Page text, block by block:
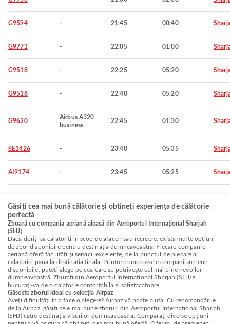
G9594 - 21:45 00:40
G9771 - 22:05 01:00
G9518 - 22:25 05:20
G9518 - 22:40 05:20
G9620
Airbus A320
business
22:45 01:30
6E1426 - 23:40 05:35
AI9174 - 23:45 05:25
Găsiți cea mai bună călătorie și obțineți experiența de călătorie
perfectă
Zboară cu compania aeriană aleasă din Aeroportul Internațional Sharjah
(SHJ)
Dacă doriți să călătoriți în scop de afaceri sau recreere, există multe opțiuni
de zbor disponibile pentru destinația dumneavoastră. Fiecare companie
aeriană oferă facilități și servicii excelente, de la punctul de plecare al
călătoriei până la destinația finală. Printre numeroasele companii aeriene
disponibile, puteți alege pe cea care se potrivește cel mai bine nevoilor
dumneavoastră. Zburați din Aeroportul Internațional Sharjah (SHJ) și
bucurați-vă de o călătorie confortabilă și satisfăcătoare.
Găsește zborul ideal cu selecția Airpaz
Aveți dificultăți în a face o alegere? Airpaz vă poate ajuta. Cu recomandările
de la Airpaz, găsiți cele mai bune zboruri din Aeroportul Internațional Sharjah
(SHJ) către destinația visurilor dumneavoastră. Comparați diverse opțiuni